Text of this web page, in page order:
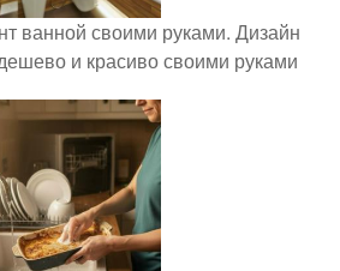
ванной своими руками. Дизайн
и красиво своими руками